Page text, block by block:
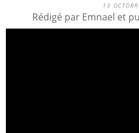
13
Rédigé par Emnael et